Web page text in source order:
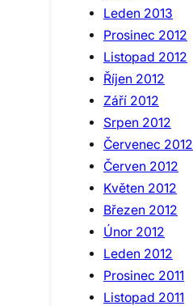
Leden 2013
Prosinec 2012
Listopad 2012
Říjen 2012
Září 2012
Srpen 2012
Červenec 2012
Červen 2012
Květen 2012
Březen 2012
Únor 2012
Leden 2012
Prosinec 2011
Listopad 2011